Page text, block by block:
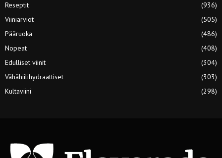
Reseptit
(936)
Viiniarviot
(505)
Pääruoka
(486)
Nopeat
(408)
Edulliset viinit
(304)
Vähähiilihydraattiset
(303)
Kultaviini
(298)